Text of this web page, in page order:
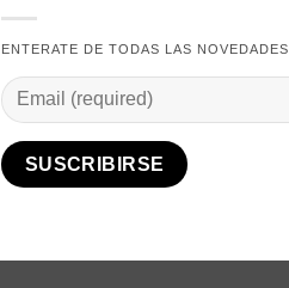
ENTERATE DE TODAS LAS NOVEDADES